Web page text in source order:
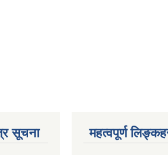
सूचना महत्वपूर्ण